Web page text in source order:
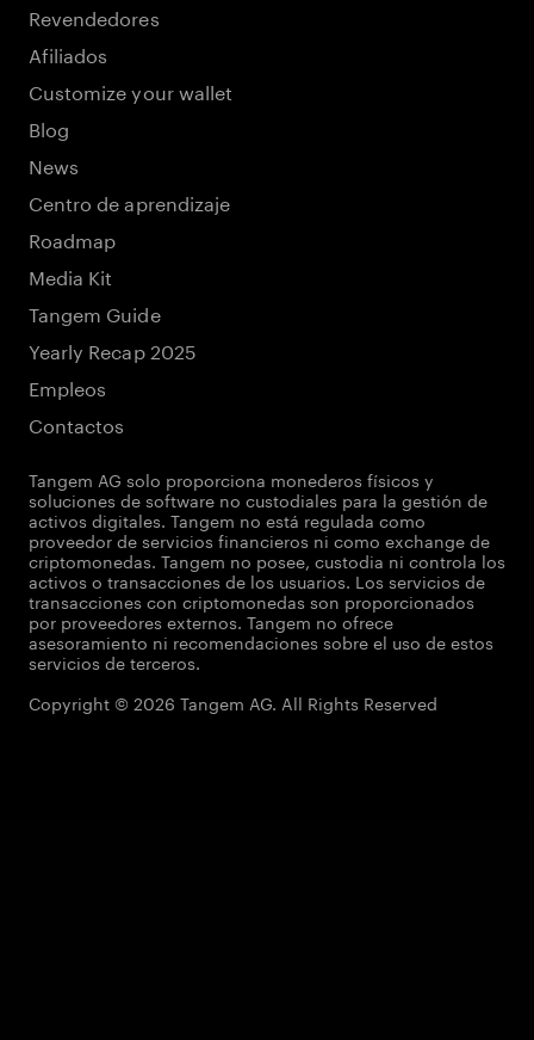
Revendedores
Afiliados
Customize your wallet
Blog
News
Centro de aprendizaje
Roadmap
Media Kit
Tangem Guide
Yearly Recap 2025
Empleos
Contactos
Tangem AG solo proporciona monederos físicos y
soluciones de software no custodiales para la gestión de
activos digitales. Tangem no está regulada como
proveedor de servicios financieros ni como exchange de
criptomonedas. Tangem no posee, custodia ni controla los
activos o transacciones de los usuarios. Los servicios de
transacciones con criptomonedas son proporcionados
por proveedores externos. Tangem no ofrece
asesoramiento ni recomendaciones sobre el uso de estos
servicios de terceros.